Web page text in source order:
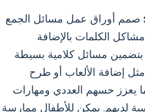
صمم أوراق عمل مسائل الجمع
الكلمات بالإضافة
مسائل كلامية بسيطة
إضافة الألعاب أو طرح
يعزز حسهم العددي ومهارات
لديهم. يمكن للأطفال ممارسة